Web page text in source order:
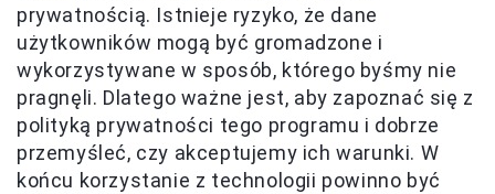
prywatnością. Istnieje ryzyko, że dane
użytkowników mogą być gromadzone i
wykorzystywane w sposób, którego byśmy nie
pragnęli. Dlatego ważne jest, aby zapoznać się z
polityką prywatności tego programu i dobrze
przemyśleć, czy akceptujemy ich warunki. W
końcu korzystanie z technologii powinno być